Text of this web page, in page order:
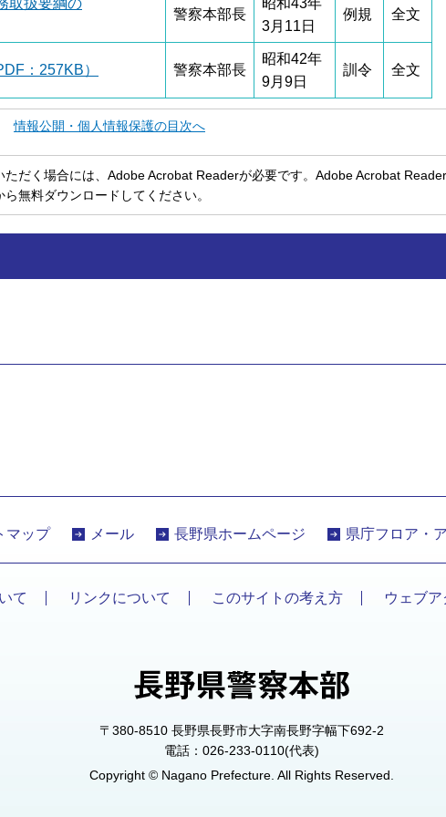
取扱要綱の
警察本部長
昭和43年
3月11日
例規 全文
：257KB） 警察本部長
昭和42年
9月9日
訓令 全文
情報公開・個人情報保護の目次へ
ただく場合には、Adobe Acrobat Readerが必要です。Adobe Acrobat
無料ダウンロードしてください。
マップ メール 長野県ホームページ 県庁フロア・
て リンクについて このサイトの考え方 ウェブ
〒380-8510 長野県長野市大字南長野字幅下692-2
電話：026-233-0110(代表)
Copyright © Nagano Prefecture. All Rights Reserved.